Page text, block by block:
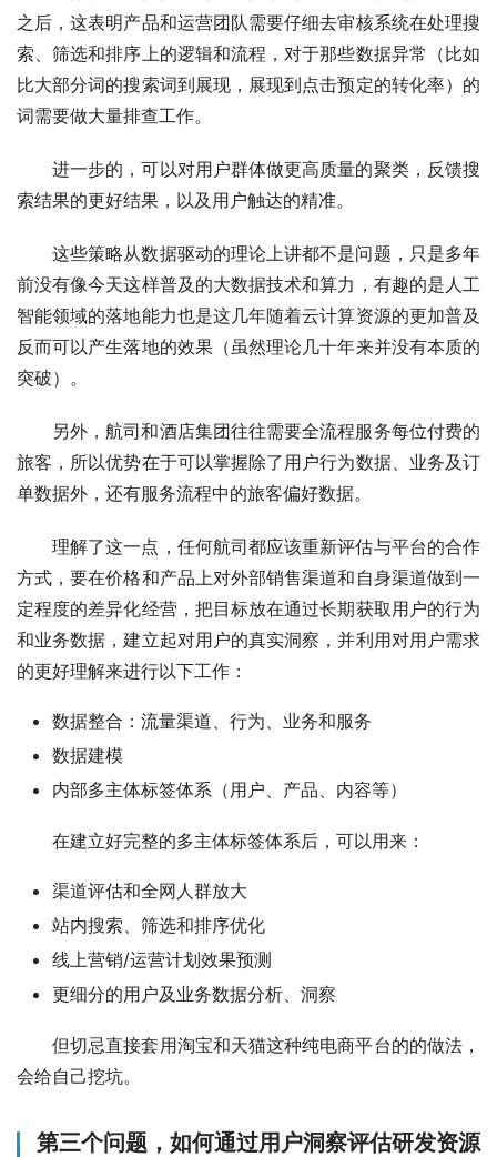
之后，这表明产品和运营团队需要仔细去审核系统在处理搜
索、筛选和排序上的逻辑和流程，对于那些数据异常（比如
比大部分词的搜索词到展现，展现到点击预定的转化率）的
词需要做大量排查工作。
进一步的，可以对用户群体做更高质量的聚类，反馈搜
索结果的更好结果，以及用户触达的精准。
这些策略从数据驱动的理论上讲都不是问题，只是多年
前没有像今天这样普及的大数据技术和算力，有趣的是人工
智能领域的落地能力也是这几年随着云计算资源的更加普及
反而可以产生落地的效果（虽然理论几十年来并没有本质的
突破）。
另外，航司和酒店集团往往需要全流程服务每位付费的
旅客，所以优势在于可以掌握除了用户行为数据、业务及订
单数据外，还有服务流程中的旅客偏好数据。
理解了这一点，任何航司都应该重新评估与平台的合作
方式，要在价格和产品上对外部销售渠道和自身渠道做到一
定程度的差异化经营，把目标放在通过长期获取用户的行为
和业务数据，建立起对用户的真实洞察，并利用对用户需求
的更好理解来进行以下工作：
数据整合：流量渠道、行为、业务和服务
数据建模
内部多主体标签体系（用户、产品、内容等）
在建立好完整的多主体标签体系后，可以用来：
渠道评估和全网人群放大
站内搜索、筛选和排序优化
线上营销/运营计划效果预测
更细分的用户及业务数据分析、洞察
但切忌直接套用淘宝和天猫这种纯电商平台的的做法，
会给自己挖坑。
第三个问题，如何通过用户洞察评估研发资源